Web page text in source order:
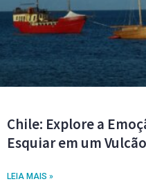
Chile: Explore a
Esquiar em um
LEIA MAIS »